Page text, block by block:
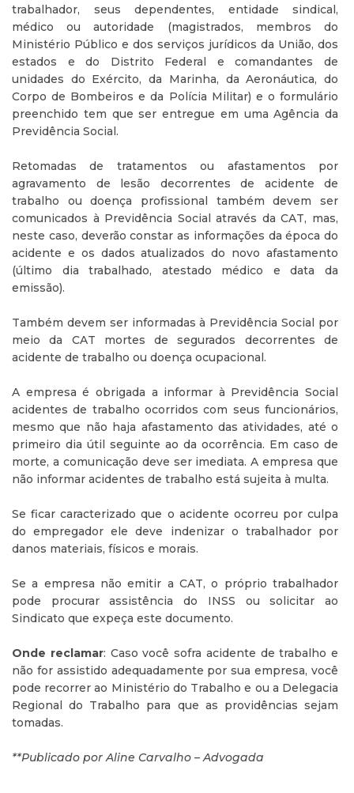
trabalhador, seus dependentes, entidade sindical,
médico ou autoridade (magistrados, membros do
Ministério Público e dos serviços jurídicos da União, dos
estados e do Distrito Federal e comandantes de
unidades do Exército, da Marinha, da Aeronáutica, do
Corpo de Bombeiros e da Polícia Militar) e o formulário
preenchido tem que ser entregue em uma Agência da
Previdência Social.
Retomadas de tratamentos ou afastamentos por
agravamento de lesão decorrentes de acidente de
trabalho ou doença profissional também devem ser
comunicados à Previdência Social através da CAT, mas,
neste caso, deverão constar as informações da época do
acidente e os dados atualizados do novo afastamento
(último dia trabalhado, atestado médico e data da
emissão).
Também devem ser informadas à Previdência Social por
meio da CAT mortes de segurados decorrentes de
acidente de trabalho ou doença ocupacional.
A empresa é obrigada a informar à Previdência Social
acidentes de trabalho ocorridos com seus funcionários,
mesmo que não haja afastamento das atividades, até o
primeiro dia útil seguinte ao da ocorrência. Em caso de
morte, a comunicação deve ser imediata. A empresa que
não informar acidentes de trabalho está sujeita à multa.
Se ficar caracterizado que o acidente ocorreu por culpa
do empregador ele deve indenizar o trabalhador por
danos materiais, físicos e morais.
Se a empresa não emitir a CAT, o próprio trabalhador
pode procurar assistência do INSS ou solicitar ao
Sindicato que expeça este documento.
Onde reclamar: Caso você sofra acidente de trabalho e
não for assistido adequadamente por sua empresa, você
pode recorrer ao Ministério do Trabalho e ou a Delegacia
Regional do Trabalho para que as providências sejam
tomadas.
**Publicado por Aline Carvalho – Advogada